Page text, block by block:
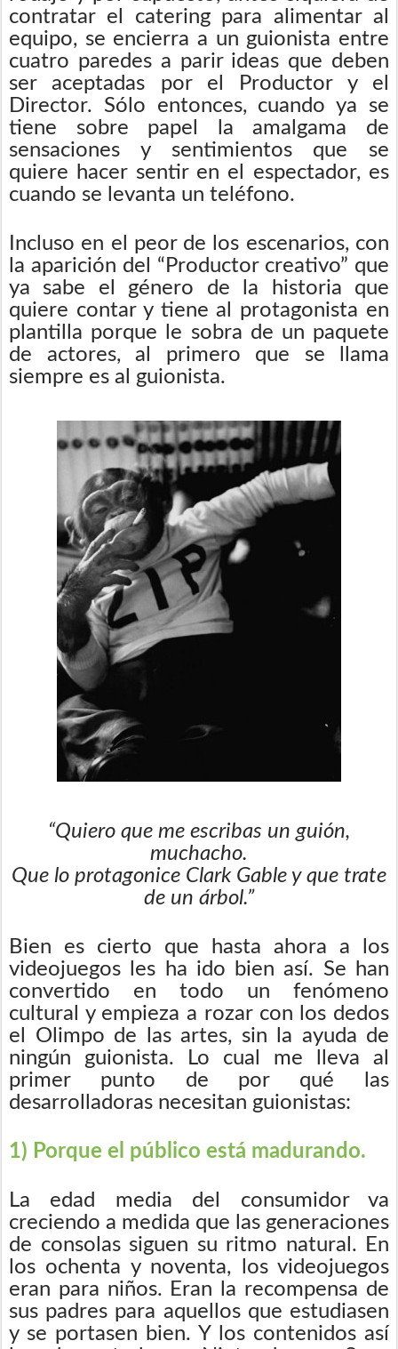
contratar el catering para alimentar al
equipo, se encierra a un guionista entre
cuatro paredes a parir ideas que deben
ser aceptadas por el Productor y el
Director. Sólo entonces, cuando ya se
tiene sobre papel la amalgama de
sensaciones y sentimientos que se
quiere hacer sentir en el espectador, es
cuando se levanta un teléfono.
Incluso en el peor de los escenarios, con
la aparición del “Productor creativo” que
ya sabe el género de la historia que
quiere contar y tiene al protagonista en
plantilla porque le sobra de un paquete
de actores, al primero que se llama
siempre es al guionista.
“Quiero que me escribas un guión,
muchacho.
Que lo protagonice Clark Gable y que trate
de un árbol.”
Bien es cierto que hasta ahora a los
videojuegos les ha ido bien así. Se han
convertido en todo un fenómeno
cultural y empieza a rozar con los dedos
el Olimpo de las artes, sin la ayuda de
ningún guionista. Lo cual me lleva al
primer punto de por qué las
desarrolladoras necesitan guionistas:
1) Porque el público está madurando.
La edad media del consumidor va
creciendo a medida que las generaciones
de consolas siguen su ritmo natural. En
los ochenta y noventa, los videojuegos
eran para niños. Eran la recompensa de
sus padres para aquellos que estudiasen
y se portasen bien. Y los contenidos así